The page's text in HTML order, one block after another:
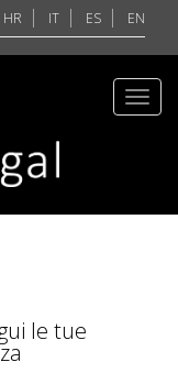
HR IT ES EN
le tue